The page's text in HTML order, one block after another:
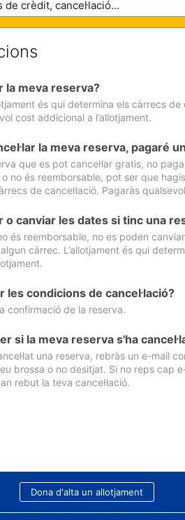
la meva reserva?
és qui determina els càrrecs de
cost addicional a l’allotjament.
la meva reserva, pagaré
que es pot cancel·lar gratis, no
o no és reemborsable, pot ser que
de cancel·lació. Pagaràs
o canviar les dates si tinc una
és reemborsable, no es poden
càrrec. L’allotjament és qui
les condicions de cancel·lació?
confirmació de la reserva.
si la meva reserva s'ha
una reserva, rebràs un e-mail
brossa o no desitjat. Si no reps cap
rebut la teva cancel·lació.
Dona d'alta un allotjament